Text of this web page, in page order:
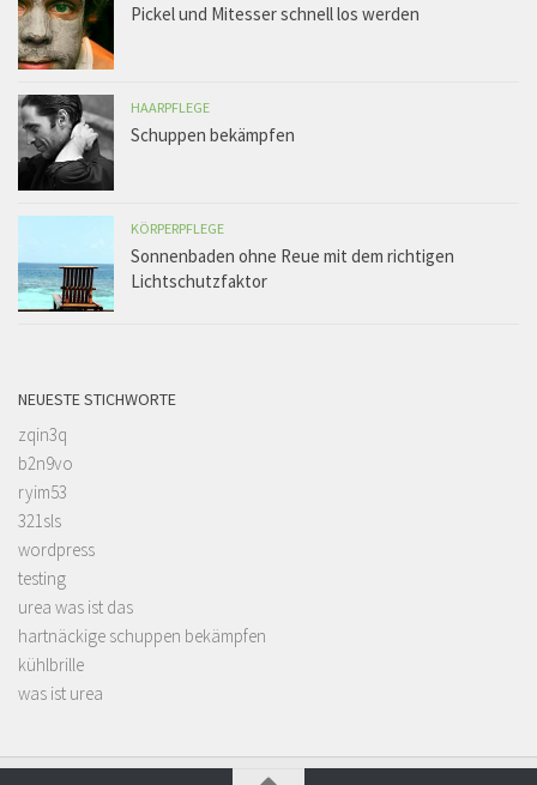
Pickel und Mitesser schnell los werden
HAARPFLEGE
Schuppen bekämpfen
KÖRPERPFLEGE
Sonnenbaden ohne Reue mit dem richtigen
Lichtschutzfaktor
NEUESTE STICHWORTE
zqin3q
b2n9vo
ryim53
321sls
wordpress
testing
urea was ist das
hartnäckige schuppen bekämpfen
kühlbrille
was ist urea